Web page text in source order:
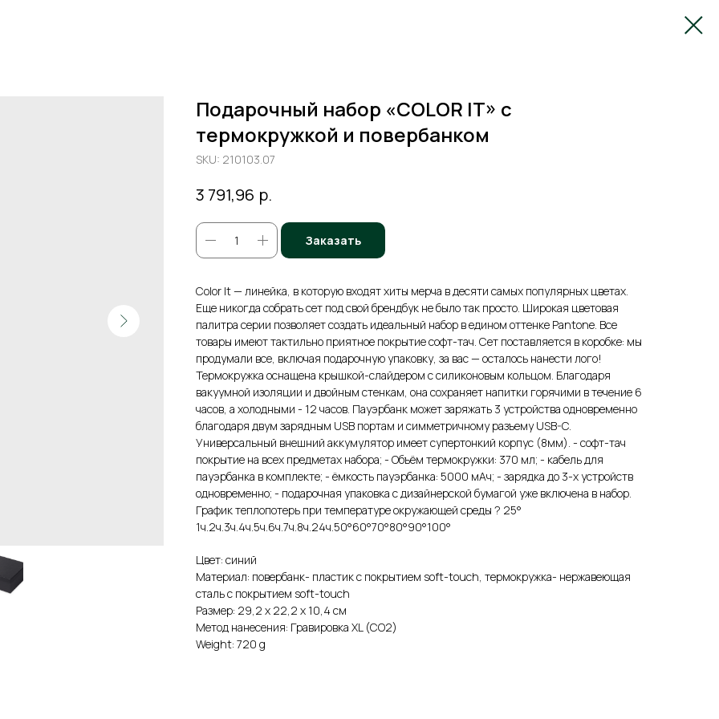
Подарочный набор «COLOR IT» с
термокружкой и повербанком
SKU: 210103.07
3 791,96 р.
Заказать
Color It — линейка, в которую входят хиты мерча в десяти самых популярных цветах.
Еще никогда собрать сет под свой брендбук не было так просто. Широкая цветовая
палитра серии позволяет создать идеальный набор в едином оттенке Pantone. Все
товары имеют тактильно приятное покрытие софт-тач. Сет поставляется в коробке: мы
продумали все, включая подарочную упаковку, за вас — осталось нанести лого!
Термокружка оснащена крышкой-слайдером с силиконовым кольцом. Благодаря
вакуумной изоляции и двойным стенкам, она сохраняет напитки горячими в течение 6
часов, а холодными - 12 часов. Пауэрбанк может заряжать 3 устройства одновременно
благодаря двум зарядным USB портам и симметричному разъему USB-C.
Универсальный внешний аккумулятор имеет супертонкий корпус (8мм). - софт-тач
покрытие на всех предметах набора; - Объём термокружки: 370 мл; - кабель для
пауэрбанка в комплекте; - ёмкость пауэрбанка: 5000 мАч; - зарядка до 3-х устройств
одновременно; - подарочная упаковка с дизайнерской бумагой уже включена в набор.
График теплопотерь при температуре окружающей среды ? 25°
1ч.2ч.3ч.4ч.5ч.6ч.7ч.8ч.24ч.50°60°70°80°90°100°
Цвет: синий
Материал: повербанк- пластик с покрытием soft-touch, термокружка- нержавеющая
cталь с покрытием soft-touch
Размер: 29,2 х 22,2 х 10,4 см
Метод нанесения: Гравировка XL (СО2)
Weight: 720 g